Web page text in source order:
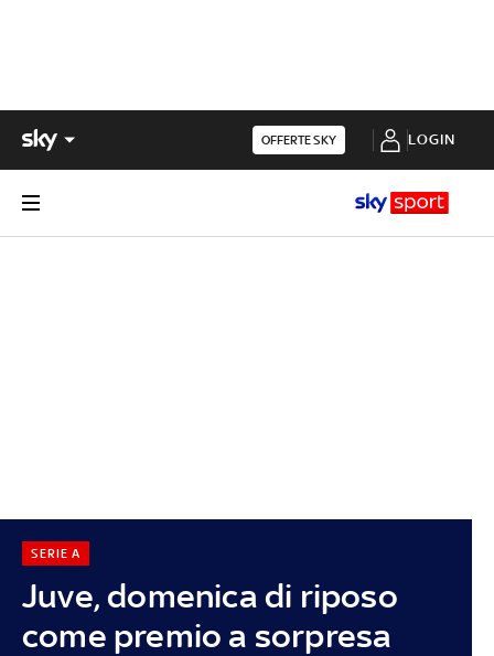
OFFERTE SKY LOGIN
Juve, domenica di riposo
come premio a sorpresa
SERIE A